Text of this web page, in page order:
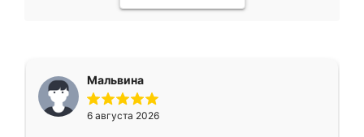
Мальвина
6 августа 2026